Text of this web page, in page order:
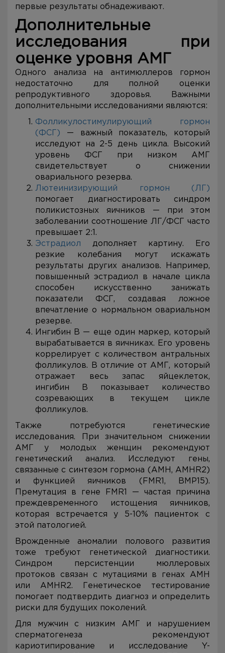
первые результаты обнадеживают.
Дополнительные
исследования при
оценке уровня АМГ
Одного анализа на антимюллеров гормон
недостаточно для полной оценки
репродуктивного здоровья. Важными
дополнительными исследованиями являются:
Фолликулостимулирующий гормон
(ФСГ) — важный показатель, который
исследуют на 2-5 день цикла. Высокий
уровень ФСГ при низком АМГ
свидетельствует о снижении
овариального резерва.
Лютеинизирующий гормон (ЛГ)
помогает диагностировать синдром
поликистозных яичников — при этом
заболевании соотношение ЛГ/ФСГ часто
превышает 2:1.
Эстрадиол дополняет картину. Его
резкие колебания могут искажать
результаты других анализов. Например,
повышенный эстрадиол в начале цикла
способен искусственно занижать
показатели ФСГ, создавая ложное
впечатление о нормальном овариальном
резерве.
Ингибин В — еще один маркер, который
вырабатывается в яичниках. Его уровень
коррелирует с количеством антральных
фолликулов. В отличие от АМГ, который
отражает весь запас яйцеклеток,
ингибин В показывает количество
созревающих в текущем цикле
фолликулов.
Также потребуются генетические
исследования. При значительном снижении
АМГ у молодых женщин рекомендуют
генетический анализ. Исследуют гены,
связанные с синтезом гормона (AMH, AMHR2)
и функцией яичников (FMR1, BMP15).
Премутация в гене FMR1 — частая причина
преждевременного истощения яичников,
которая встречается у 5-10% пациенток с
этой патологией.
Врожденные аномалии полового развития
тоже требуют генетической диагностики.
Синдром персистенции мюллеровых
протоков связан с мутациями в генах AMH
или AMHR2. Генетическое тестирование
помогает подтвердить диагноз и определить
риски для будущих поколений.
Для мужчин с низким АМГ и нарушением
сперматогенеза рекомендуют
кариотипирование и исследование Y-